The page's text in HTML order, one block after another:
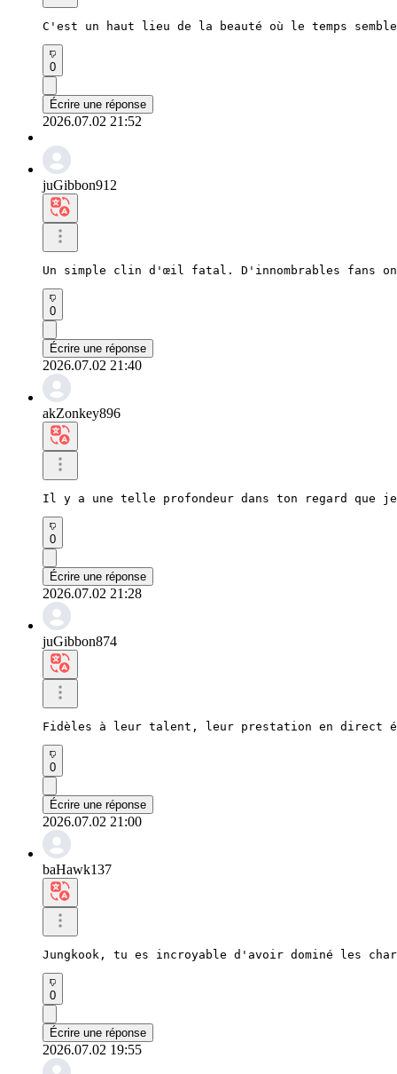
C'est un haut lieu de la beauté où le temps
0
Écrire une réponse
2026.07.02 21:52
juGibbon912
Un simple clin d'œil fatal. D'innombrables fans
0
Écrire une réponse
2026.07.02 21:40
akZonkey896
Il y a une telle profondeur dans ton regard que je
0
Écrire une réponse
2026.07.02 21:28
juGibbon874
Fidèles à leur talent, leur prestation en direct
0
Écrire une réponse
2026.07.02 21:00
baHawk137
Jungkook, tu es incroyable d'avoir dominé les
0
Écrire une réponse
2026.07.02 19:55